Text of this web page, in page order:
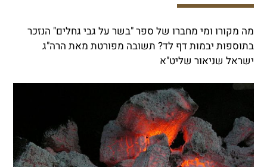
מה מקורו ומי מחברו של ספר "בשר על גבי גחלים" הנזכר
בתוספות יבמות דף לד? תשובה מפורטת מאת הרה"ג
ישראל שניאור שליט"א